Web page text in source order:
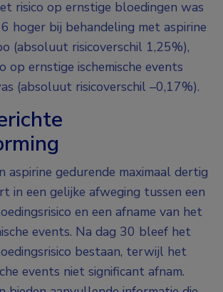
risico op ernstige bloedingen was
hoger bij behandeling met aspirine
(absoluut risicoverschil 1,25%),
op ernstige ischemische events
(absoluut risicoverschil –0,17%).
aspirine gedurende maximaal dertig
in een gelijke afweging tussen een
en een afname van het
events. Na dag 30 bleef het
bestaan, terwijl het
events niet significant afnam.